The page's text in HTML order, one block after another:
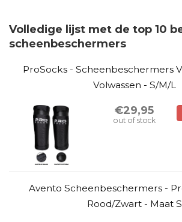
Volledige lijst met de top 10
scheenbeschermers
ProSocks - Scheenbeschermers
Volwassen - S/M/L
€29,95
out of stock
Avento Scheenbeschermers -
Rood/Zwart - Maat S